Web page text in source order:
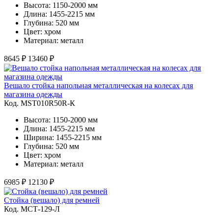
Высота: 1150-2000 мм
Длина: 1455-2215 мм
Глубина: 520 мм
Цвет: хром
Материал: металл
8645 ₽ 13460 ₽
Вешало стойка напольная металлическая на колесах для
магазина одежды
Код. MST010R50R-К
Высота: 1150-2000 мм
Длина: 1455-2215 мм
Ширина: 1455-2215 мм
Глубина: 520 мм
Цвет: хром
Материал: металл
6985 ₽ 12130 ₽
Стойка (вешало) для ремней
Код. MСТ-129-Л